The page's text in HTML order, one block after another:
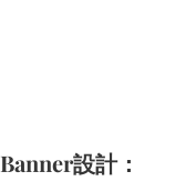
Banner設計：